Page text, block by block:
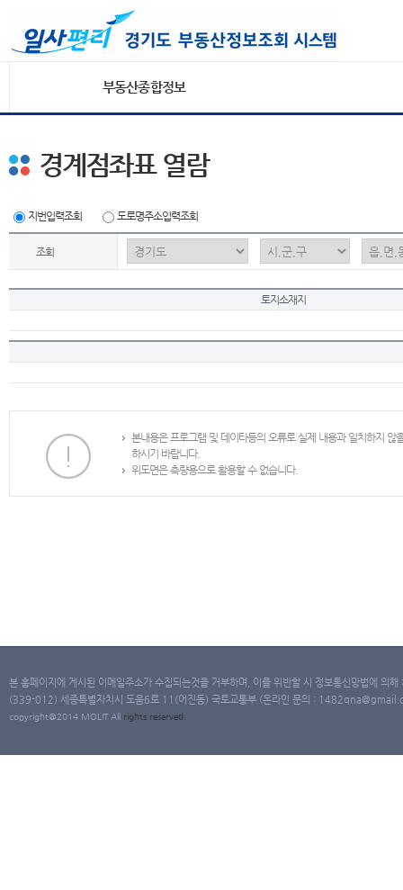
부동산종합정보
경계점좌표 열람
지번입력조회 도로명주소입력조회
조회
토지소재지
본내용은 프로그램 및 데이타등의 오류로 실제 내용과 일치하지
하시기 바랍니다.
위도면은 측량용으로 활용할 수 없습니다.
본 홈페이지에 게시된 이메일주소가 수집되는것을 거부하며, 이를 위반할 시 정보통신망법에 의
(339-012) 세종특별자치시 도움6로 11(어진동) 국토교통부 (온라인 문의 :
copyright@2014 MOLIT All rights reserved.